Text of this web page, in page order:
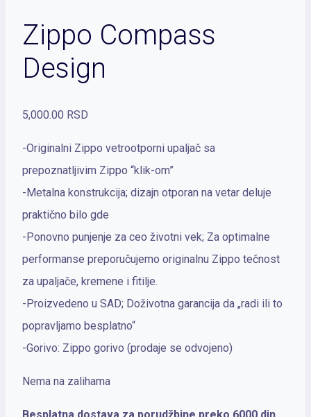
Zippo Compass
Design
5,000.00 RSD
-Originalni Zippo vetrootporni upaljač sa
prepoznatljivim Zippo “klik-om”
-Metalna konstrukcija; dizajn otporan na vetar deluje
praktično bilo gde
-Ponovno punjenje za ceo životni vek; Za optimalne
performanse preporučujemo originalnu Zippo tečnost
za upaljače, kremene i fitilje.
-Proizvedeno u SAD; Doživotna garancija da „radi ili to
popravljamo besplatno“
-Gorivo: Zippo gorivo (prodaje se odvojeno)
Nema na zalihama
Besplatna dostava za porudžbine preko 6000 din.